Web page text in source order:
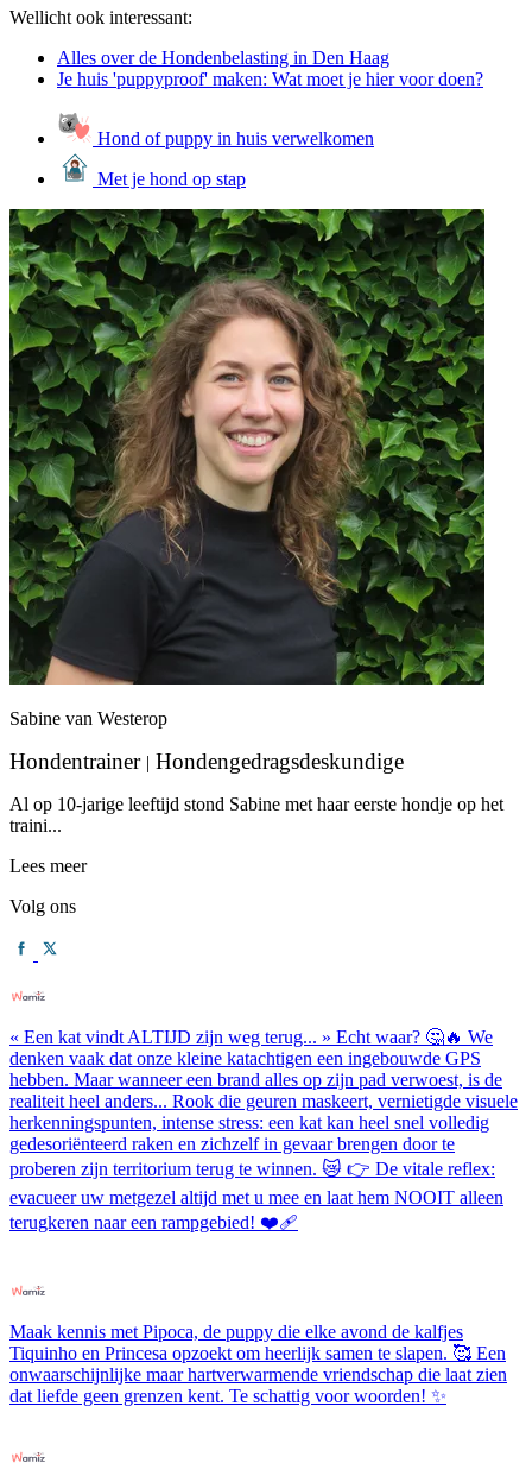
Wellicht ook interessant:
Alles over de Hondenbelasting in Den Haag
Je huis 'puppyproof' maken: Wat moet je hier voor doen?
Hond of puppy in huis verwelkomen
Met je hond op stap
Sabine van Westerop
Hondentrainer | Hondengedragsdeskundige
Al op 10-jarige leeftijd stond Sabine met haar eerste hondje op het
traini...
Lees meer
Volg ons
« Een kat vindt ALTIJD zijn weg terug... » Echt waar? 🤔🔥 We
denken vaak dat onze kleine katachtigen een ingebouwde GPS
hebben. Maar wanneer een brand alles op zijn pad verwoest, is de
realiteit heel anders... Rook die geuren maskeert, vernietigde visuele
herkenningspunten, intense stress: een kat kan heel snel volledig
gedesoriënteerd raken en zichzelf in gevaar brengen door te
proberen zijn territorium terug te winnen. 😿 👉 De vitale reflex:
evacueer uw metgezel altijd met u mee en laat hem NOOIT alleen
terugkeren naar een rampgebied! ❤️‍🩹
Maak kennis met Pipoca, de puppy die elke avond de kalfjes
Tiquinho en Princesa opzoekt om heerlijk samen te slapen. 🥰 Een
onwaarschijnlijke maar hartverwarmende vriendschap die laat zien
dat liefde geen grenzen kent. Te schattig voor woorden! ✨